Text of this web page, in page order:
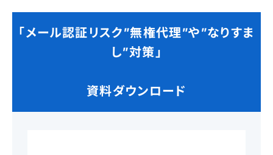
「メール認証リスク”無権代理”や”なりすま
し”対策」
資料ダウンロード